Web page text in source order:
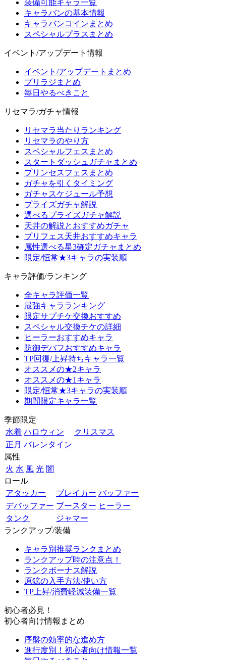
装備可能キャラ一覧
キャラバンの基本情報
キャラバンコインまとめ
スペシャルプラスまとめ
イベント/アップデート情報
イベント/アップデートまとめ
プリラジまとめ
毎日やるべきこと
リセマラ/ガチャ情報
リセマラ当たりランキング
リセマラのやり方
スペシャルフェスまとめ
スタートダッシュガチャまとめ
プリンセスフェスまとめ
ガチャを引くタイミング
ガチャスケジュール予想
プライズガチャ解説
選べるプライズガチャ解説
天井の解説とおすすめガチャ
プリフェス天井おすすめキャラ
属性選べる星3確定ガチャまとめ
限定/恒常★3キャラの実装順
キャラ評価/ランキング
全キャラ評価一覧
最強キャラランキング
限定サプチケ交換おすすめ
スペシャル交換チケの詳細
ヒーラーおすすめキャラ
防御デバフおすすめキャラ
TP回復/上昇持ちキャラ一覧
オススメの★2キャラ
オススメの★1キャラ
限定/恒常★3キャラの実装順
期間限定キャラ一覧
季節限定
水着 ハロウィン
クリスマス
正月 バレンタイン
属性
火 水 風 光 闇
ロール
アタッカー
ブレイカー バッファー
デバッファー ブースター ヒーラー
タンク
ジャマー
ランクアップ/装備
キャラ別推奨ランクまとめ
ランクアップ時の注意点！
ランクボーナス解説
原鉱の入手方法/使い方
TP上昇/消費軽減装備一覧
初心者必見！
初心者向け情報まとめ
序盤の効率的な進め方
進行度別！初心者向け情報一覧